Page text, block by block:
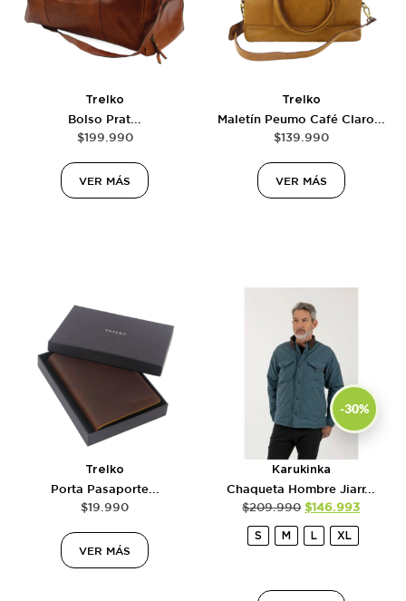
Trelko
Bolso Prat...
$199.990
VER MÁS
Trelko
Maletín Peumo Café Claro...
$139.990
VER MÁS
Trelko
Porta Pasaporte...
$19.990
VER MÁS
-30%
Karukinka
Chaqueta Hombre Jiarr...
$209.990 $146.993
S M L XL